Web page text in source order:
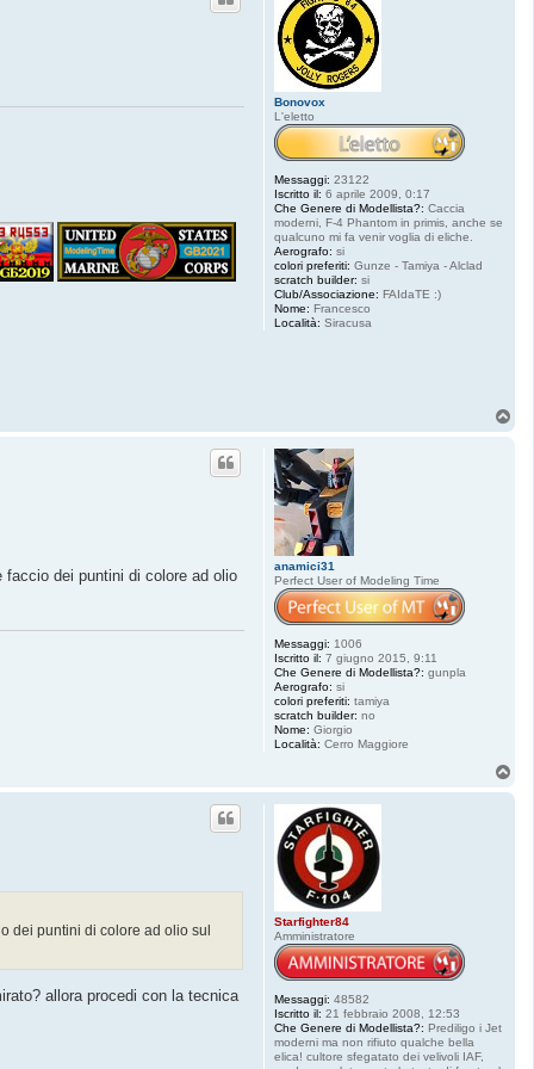
Bonovox
L'eletto
Messaggi: 23122
Iscritto il: 6 aprile 2009, 0:17
Che Genere di Modellista?: Caccia
moderni, F-4 Phantom in primis, anche se
qualcuno mi fa venir voglia di eliche.
Aerografo: si
colori preferiti: Gunze - Tamiya - Alclad
scratch builder: si
Club/Associazione: FAIdaTE :)
Nome: Francesco
Località: Siracusa
anamici31
Perfect User of Modeling Time
Messaggi: 1006
Iscritto il: 7 giugno 2015, 9:11
Che Genere di Modellista?: gunpla
Aerografo: si
colori preferiti: tamiya
scratch builder: no
Nome: Giorgio
Località: Cerro Maggiore
dei puntini di colore ad olio
Starfighter84
Amministratore
Messaggi: 48582
Iscritto il: 21 febbraio 2008, 12:53
Che Genere di Modellista?: Prediligo i Jet
moderni ma non rifiuto qualche bella
elica! cultore sfegatato dei velivoli IAF,
dei puntini di colore ad olio sul
allora procedi con la tecnica